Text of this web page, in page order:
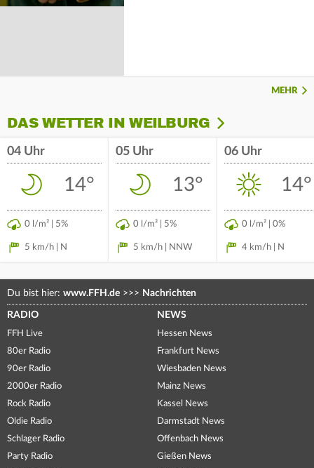
MEHR
DAS WETTER IN WEILBURG
04 Uhr
14°
0 l/m² | 5%
5 km/h | N
05 Uhr
13°
0 l/m² | 5%
5 km/h | NNW
06 Uhr
14°
0 l/m² | 0%
4 km/h | N
Du bist hier: www.FFH.de >>> Nachrichten
RADIO
FFH Live
80er Radio
90er Radio
2000er Radio
Rock Radio
Oldie Radio
Schlager Radio
Party Radio
NEWS
Hessen News
Frankfurt News
Wiesbaden News
Mainz News
Kassel News
Darmstadt News
Offenbach News
Gießen News